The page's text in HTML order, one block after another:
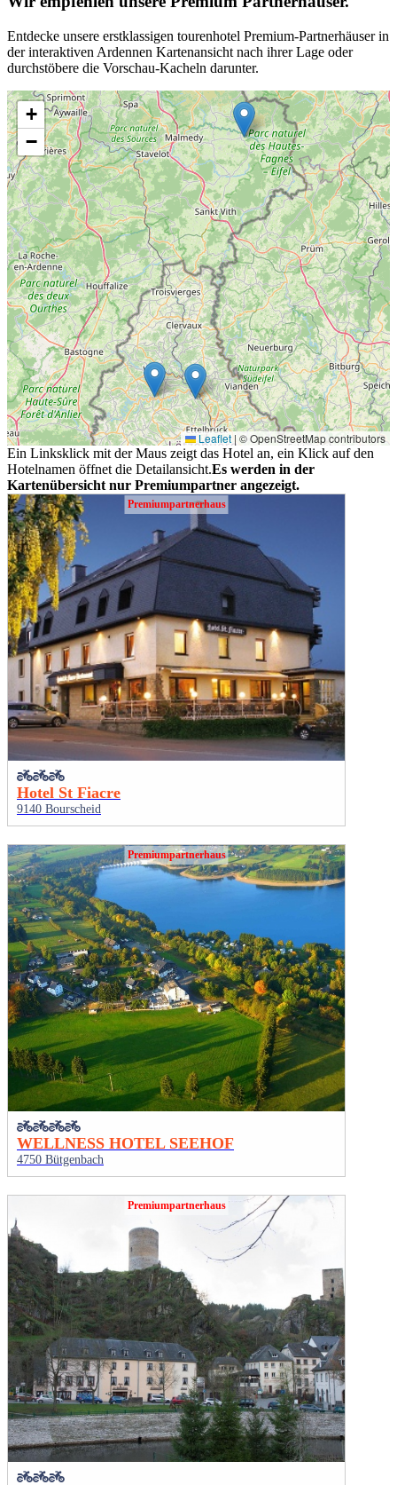
Entdecke unsere erstklassigen tourenhotel Premium-Partnerhäuser in
der interaktiven Ardennen Kartenansicht nach ihrer Lage oder
durchstöbere die Vorschau-Kacheln darunter.
+
−
Leaflet | © OpenStreetMap contributors
Ein Linksklick mit der Maus zeigt das Hotel an, ein Klick auf den
Hotelnamen öffnet die Detailansicht.Es werden in der
Kartenübersicht nur Premiumpartner angezeigt.
Premiumpartnerhaus
Hotel St Fiacre
9140 Bourscheid
Premiumpartnerhaus
WELLNESS HOTEL SEEHOF
4750 Bütgenbach
Premiumpartnerhaus